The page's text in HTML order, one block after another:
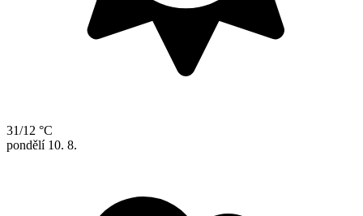
31/12 °C
pondělí 10. 8.